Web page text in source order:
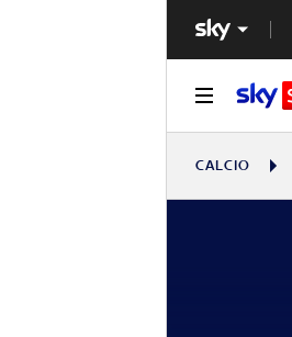
CALCIO